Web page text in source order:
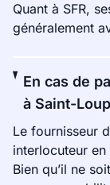
Quant à SFR,
généralement
En cas de
à Saint-
Le fournisseur
interlocuteur
Bien qu’il ne